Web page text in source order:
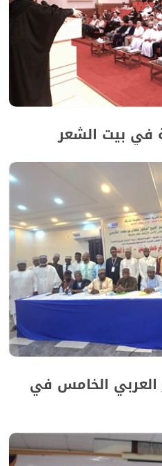
في بيت الشعر
الخامس في